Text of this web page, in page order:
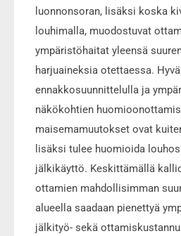
luonnonsoran, lisäksi koska
louhimalla, muodostuvat
ympäristöhaitat yleensä
harjuaineksia otettaessa.
ennakkosuunnittelulla ja
näkökohtien
maisemamuutokset ovat
lisäksi tulee huomioida
jälkikäyttö. Keskittämällä
ottamien mahdollisimman
alueella saadaan pienettyä
jälkityö- sekä